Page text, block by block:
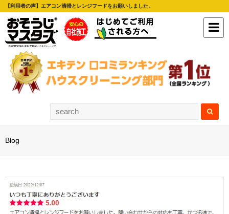
【利用者の声】エアコン清掃とレンジフードをお願いしました。
Blog